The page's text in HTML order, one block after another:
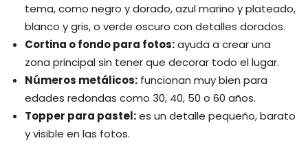
tema, como negro y dorado, azul marino y plateado,
blanco y gris, o verde oscuro con detalles dorados.
Cortina o fondo para fotos:ayuda a crear una
zona principal sin tener que decorar todo el lugar.
Números metálicos: funcionan muy bien para
edades redondas como 30, 40, 50 o 60 años.
Topper para pastel:es un detalle pequeño, barato
y visible en las fotos.